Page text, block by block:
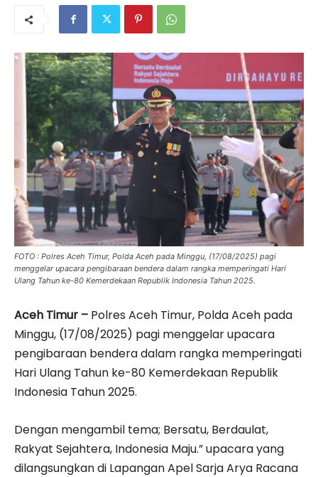
FOTO : Polres Aceh Timur, Polda Aceh pada Minggu, (17/08/2025) pagi
menggelar upacara pengibaraan bendera dalam rangka memperingati Hari
Ulang Tahun ke-80 Kemerdekaan Republik Indonesia Tahun 2025.
Aceh Timur – Polres Aceh Timur, Polda Aceh pada
Minggu, (17/08/2025) pagi menggelar upacara
pengibaraan bendera dalam rangka memperingati
Hari Ulang Tahun ke-80 Kemerdekaan Republik
Indonesia Tahun 2025.
Dengan mengambil tema; Bersatu, Berdaulat,
Rakyat Sejahtera, Indonesia Maju.” upacara yang
dilangsungkan di Lapangan Apel Sarja Arya Racana